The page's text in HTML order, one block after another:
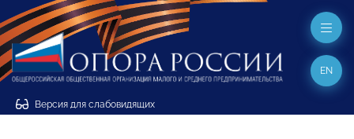
Версия для слабовидящих
EN